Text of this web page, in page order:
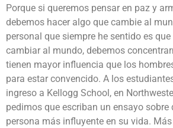
Porque si queremos pensar en paz y
debemos hacer algo que cambie al
personal que siempre he sentido es
cambiar al mundo, debemos
tienen mayor influencia que los
para estar convencido. A los
ingreso a Kellogg School, en
pedimos que escriban un ensayo sobre
persona más influyente en su vida.